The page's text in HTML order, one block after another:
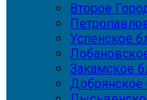
Второе
Успенское
Закамское
Добрянское